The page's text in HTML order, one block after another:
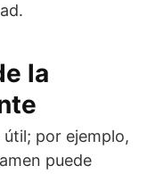
la
por ejemplo,
puede